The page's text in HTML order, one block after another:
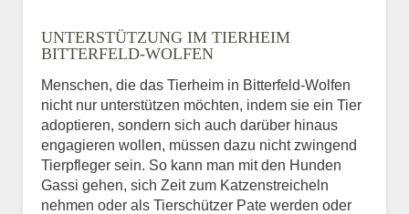
UNTERSTÜTZUNG IM TIERHEIM
BITTERFELD-WOLFEN
Menschen, die das Tierheim in Bitterfeld-Wolfen
nicht nur unterstützen möchten, indem sie ein Tier
adoptieren, sondern sich auch darüber hinaus
engagieren wollen, müssen dazu nicht zwingend
Tierpfleger sein. So kann man mit den Hunden
Gassi gehen, sich Zeit zum Katzenstreicheln
nehmen oder als Tierschützer Pate werden oder